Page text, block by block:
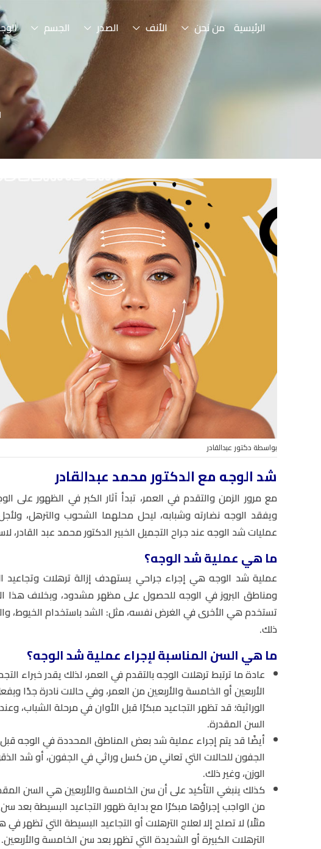
الرئيسية من نحن الأنف الصدر الجسم
بواسطة دكتور عبدالقادر
شد الوجه مع الدكتور محمد عبدالقادر
مع مرور الزمن والتقدم في العمر، تبدأ آثار الكبر في الظهور على
ويفقد الوجه نضارته وشبابه، ليحل محلهما الشحوب والترهل،
عمليات شد الوجه عند جراح التجميل الخبير الدكتور محمد عبد القادر،
ما هي عملية شد الوجه؟
عملية شد الوجه هي إجراء جراحي يستهدف إزالة ترهلات
ومناطق البروز في الوجه للحصول على مظهر مشدود، وبخلاف هذا
تستخدم هي الأخرى في الغرض نفسه، مثل: الشد باستخدام الخيوط،
ذلك.
ما هي السن المناسبة لإجراء عملية شد الوجه؟
عادة ما ترتبط ترهلات الوجه بالتقدم في العمر، لذلك يقدر خبراء
الأربعين أو الخامسة والأربعين من العمر، وفي حالات نادرة جدًا
الوراثية؛ قد تظهر التجاعيد مبكرًا قبل الأوان في مرحلة
السن المقدرة.
أيضًا قد يتم إجراء عملية شد بعض المناطق المحددة في الوجه
الجفون للحالات التي تعاني من كسل وراثي في الجفون، أو شد
الوزن، وغير ذلك.
كذلك ينبغي التأكيد على أن سن الخامسة والأربعين هي السن
من الواجب إجراؤها مبكرًا مع بداية ظهور التجاعيد البسيطة بعد سن
مثلًا) لا تصلح إلا لعلاج الترهلات أو التجاعيد البسيطة التي
الترهلات الكبيرة أو الشديدة التي تظهر بعد سن الخامسة والأربعين.